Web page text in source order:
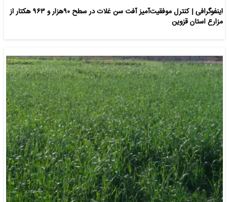
اینفوگرافی | کنترل موفقیت‌آمیز آفت سن غلات در سطح ۹۰هزار و ۹۶۳ هکتار از
مزارع استان قزوین